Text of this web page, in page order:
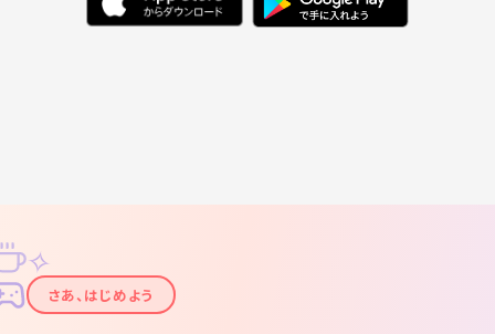
✦
✧
さあ、はじめよう